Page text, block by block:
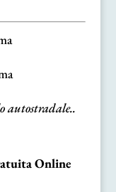
autostradale..
Online